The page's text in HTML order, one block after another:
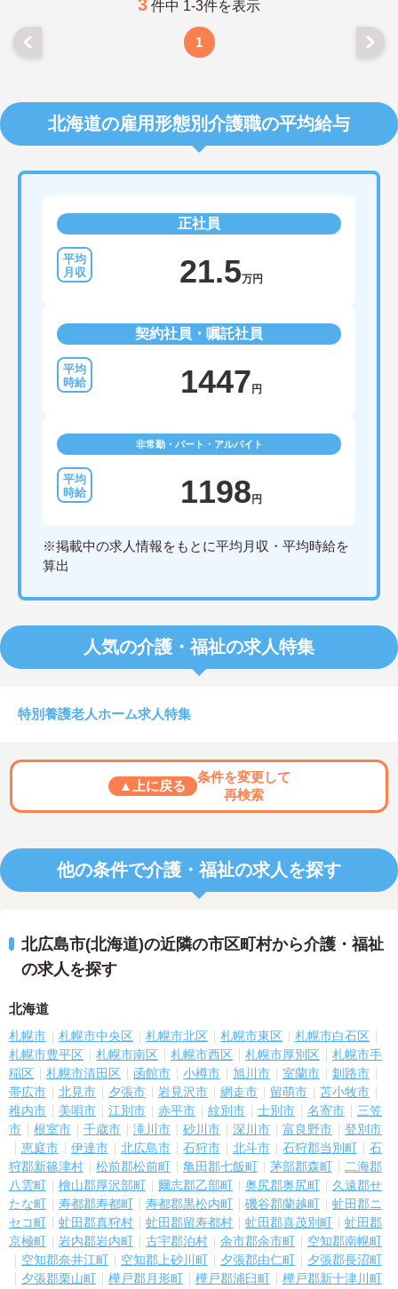
3 件中 1-3件を表示
1
北海道の雇用形態別介護職の平均給与
正社員
21.5万円
契約社員・嘱託社員
1447 円
非常勤・パート・アルバイト
1198 円
※掲載中の求人情報をもとに平均月収・平均時給を
算出
人気の介護・福祉の求人特集
特別養護老人ホーム求人特集
▲上に戻る
条件を変更して
再検索
他の条件で介護・福祉の求人を探す
北広島市(北海道)の近隣の市区町村から介護・福祉
の求人を探す
北海道
札幌市 札幌市中央区 札幌市北区 札幌市東区
札幌市白石区
札幌市豊平区
札幌市南区 札幌市西区 札幌市厚別区
札幌市手
稲区
札幌市清田区 函館市 小樽市 旭川市 室蘭市
釧路市
帯広市
北見市 夕張市 岩見沢市 網走市 留萌市
苫小牧市
稚内市
美唄市 江別市 赤平市 紋別市 士別市 名寄市
三笠
市
根室市 千歳市 滝川市 砂川市 深川市 富良野市
登別市
恵庭市
伊達市 北広島市 石狩市 北斗市 石狩郡当別町
石
狩郡新篠津村
松前郡松前町 亀田郡七飯町 茅部郡森町
二海郡
八雲町
檜山郡厚沢部町 爾志郡乙部町 奥尻郡奥尻町
久遠郡せ
たな町
寿都郡寿都町 寿都郡黒松内町 磯谷郡蘭越町
虻田郡ニ
セコ町
虻田郡真狩村 虻田郡留寿都村 虻田郡喜茂別町
虻田郡
京極町
岩内郡岩内町 古宇郡泊村 余市郡余市町
空知郡南幌町
空知郡奈井江町
空知郡上砂川町 夕張郡由仁町
夕張郡長沼町
夕張郡栗山町
樺戸郡月形町 樺戸郡浦臼町
樺戸郡新十津川町